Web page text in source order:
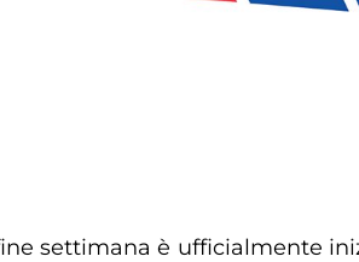
settimana è ufficialmente